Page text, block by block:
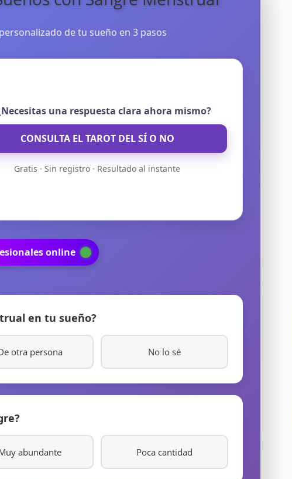
de tu sueño en 3 pasos
una respuesta clara ahora mismo?
CONSULTA EL TAROT DEL SÍ O NO
Gratis · Sin registro · Resultado al instante
online
en tu sueño?
otra persona No lo sé
abundante Poca cantidad
el crédito